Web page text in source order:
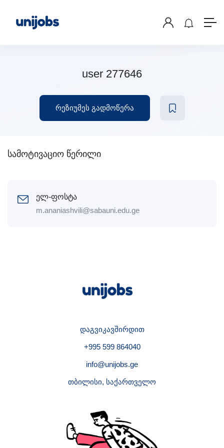
user 277646
რეზიუმეს გადმოწერა
სამოტივაციო წერილი
ელ-ფოსტა
m.ananiashvili@sabauni.edu.ge
დაგვიკავშირდით
+995 599 864040
info@unijobs.ge
თბილისი, საქართველო